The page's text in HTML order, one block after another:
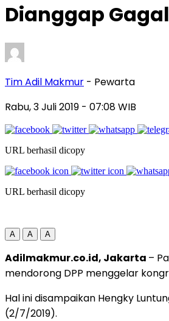
Dianggap
Tim Adil Makmur - Pewarta
Rabu, 3 Juli 2019 - 07:08 WIB
URL berhasil dicopy
URL berhasil dicopy
A A A
Adilmakmur.co.id, Jakarta –
mendorong DPP menggelar
Hal ini disampaikan Hengky
(2/7/2019).